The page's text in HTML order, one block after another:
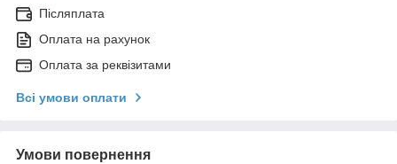
Післяплата
Оплата на рахунок
Оплата за реквізитами
Всі умови оплати
Умови повернення